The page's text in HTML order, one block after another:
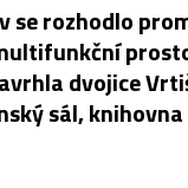
se rozhodlo
dvojice
sál,